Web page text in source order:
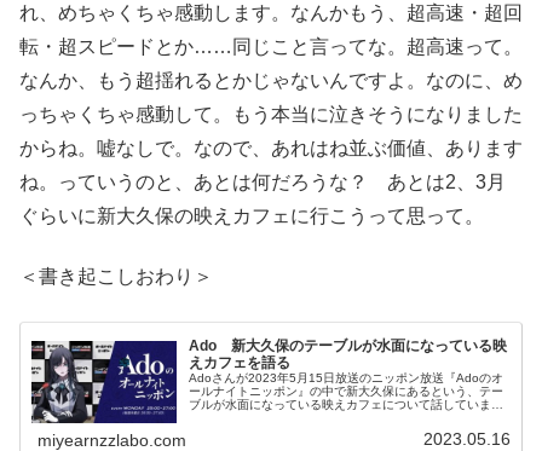
れ、めちゃくちゃ感動します。なんかもう、超高速・超回
転・超スピードとか……同じこと言ってな。超高速って。
なんか、もう超揺れるとかじゃないんですよ。なのに、め
っちゃくちゃ感動して。もう本当に泣きそうになりました
からね。嘘なしで。なので、あれはね並ぶ価値、あります
ね。っていうのと、あとは何だろうな？ あとは2、3月
ぐらいに新大久保の映えカフェに行こうって思って。
＜書き起こしおわり＞
Ado 新大久保のテーブルが水面になっている映
えカフェを語る
Adoさんが2023年5月15日放送のニッポン放送『Adoのオ
ールナイトニッポン』の中で新大久保にあるという、テー
ブルが水面になっている映えカフェについて話していまし
miyearnzzlabo.com 2023.05.16